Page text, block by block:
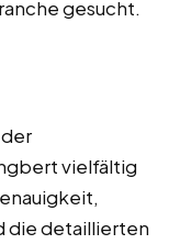
gesucht.
vielfältig
die detaillierten